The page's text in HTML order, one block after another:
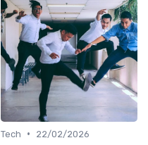
Tech •
22/02/2026